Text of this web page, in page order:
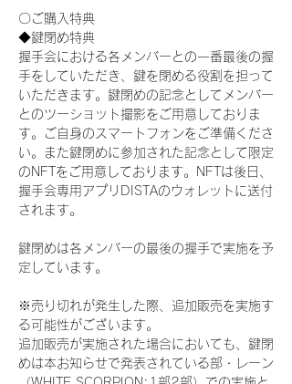
〇ご購入特典
◆鍵閉め特典
握手会における各メンバーとの一番最後の握
手をしていただき、鍵を閉める役割を担って
いただきます。鍵閉めの記念としてメンバー
とのツーショット撮影をご用意しておりま
す。ご自身のスマートフォンをご準備くださ
い。また鍵閉めに参加された記念として限定
のNFTをご用意しております。NFTは後日、
握手会専用アプリDISTAのウォレットに送付
されます。
鍵閉めは各メンバーの最後の握手で実施を予
定しています。
※売り切れが発生した際、追加販売を実施す
る可能性がございます。
追加販売が実施された場合においても、鍵閉
めは本お知らせで発表されている部・レーン